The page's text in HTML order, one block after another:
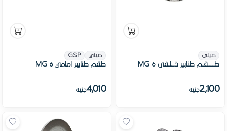
صينى
طــــقـم طنابير خــلـفى MG 6
2,100جنيه
صيني GSP
طقم طنابير امامي MG 6
4,010جنيه